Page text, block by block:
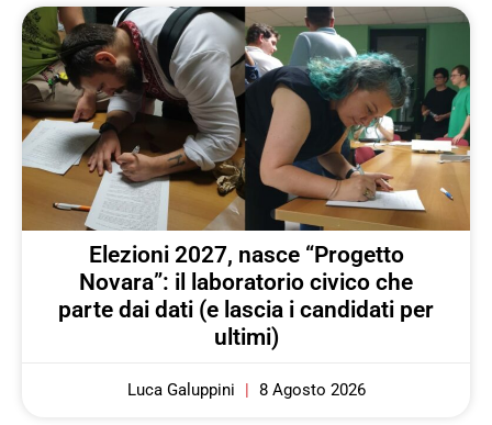
Elezioni 2027, nasce “Progetto
Novara”: il laboratorio civico che
parte dai dati (e lascia i candidati per
ultimi)
Luca Galuppini 8 Agosto 2026